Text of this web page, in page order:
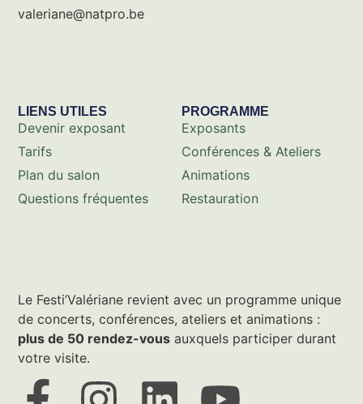
Le Festi’Valériane revient avec un programme unique
de concerts, conférences, ateliers et animations :
plus de 50 rendez-vous auxquels participer durant
votre visite.
PROGRAMME
Exposants
Conférences & Ateliers
Animations
Restauration
LIENS UTILES
Devenir exposant
Tarifs
Plan du salon
Questions fréquentes
valeriane@natpro.be